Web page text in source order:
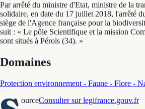
Par arrêté du ministre d'Etat, ministre de la
solidaire, en date du 17 juillet 2018, l'arrêté
siège de l'Agence française pour la
suit : « Le pôle Scientifique et la mission
sont situés à Pérols (34). »
Domaines
Protection environnement - Faune - Flore -
ourceConsulter sur legifrance.gouv.fr